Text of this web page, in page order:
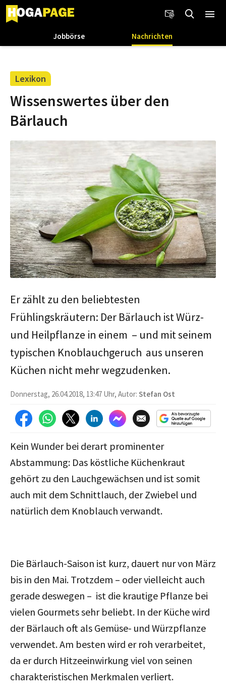
Jobbörse Nachrichten
Lexikon
Wissenswertes über den
Bärlauch
Er zählt zu den beliebtesten
Frühlingskräutern: Der Bärlauch ist Würz-
und Heilpflanze in einem – und mit seinem
typischen Knoblauchgeruch aus unseren
Küchen nicht mehr wegzudenken.
Donnerstag, 26.04.2018, 13:47 Uhr, Autor: Stefan Ost
Kein Wunder bei derart prominenter
Abstammung: Das köstliche Küchenkraut
gehört zu den Lauchgewächsen und ist somit
auch mit dem Schnittlauch, der Zwiebel und
natürlich dem Knoblauch verwandt.
Die Bärlauch-Saison ist kurz, dauert nur von März
bis in den Mai. Trotzdem – oder vielleicht auch
gerade deswegen – ist die krautige Pflanze bei
vielen Gourmets sehr beliebt. In der Küche wird
der Bärlauch oft als Gemüse- und Würzpflanze
verwendet. Am besten wird er roh verarbeitet,
da er durch Hitzeeinwirkung viel von seinen
charakteristischen Merkmalen verliert.